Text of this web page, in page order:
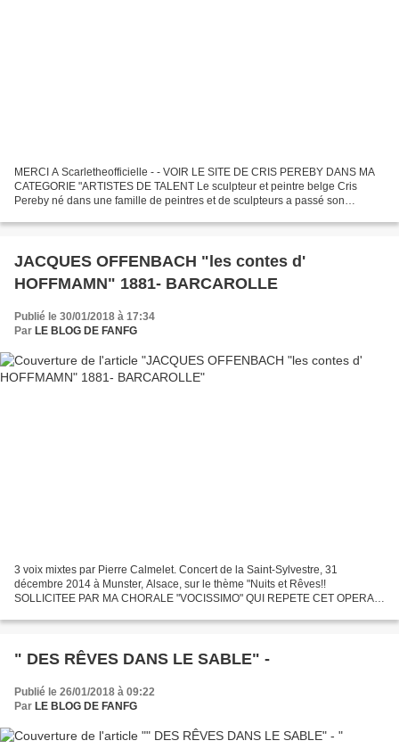
MERCI A Scarletheofficielle - - VOIR LE SITE DE CRIS PEREBY DANS MA
CATEGORIE "ARTISTES DE TALENT Le sculpteur et peintre belge Cris
Pereby né dans une famille de peintres et de sculpteurs a passé son
JACQUES OFFENBACH "les contes d'
HOFFMAMN" 1881- BARCAROLLE
Publié le 30/01/2018 à 17:34
Par LE BLOG DE FANFG
3 voix mixtes par Pierre Calmelet. Concert de la Saint-Sylvestre, 31
décembre 2014 à Munster, Alsace, sur le thème "Nuits et Rêves!!
SOLLICITEE PAR MA CHORALE "VOCISSIMO" QUI REPETE CET OPERA,
" DES RÊVES DANS LE SABLE" -
Publié le 26/01/2018 à 09:22
Par LE BLOG DE FANFG